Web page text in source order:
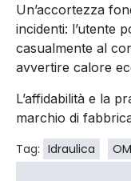
Un’accortezza
incidenti: l’utente
casualmente al
avvertire calore
L’affidabilità e la
marchio di
Tag: Idraulica